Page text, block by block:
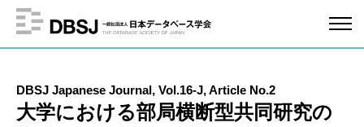
DBSJ Japanese Journal, Vol.16-J, Article No.2
大学における部局横断型共同研究の